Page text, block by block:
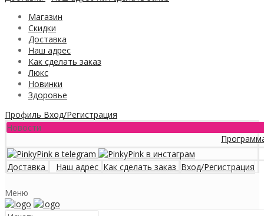
Магазин
Скидки
Доставка
Наш адрес
Как сделать заказ
Люкс
Новинки
Здоровье
Профиль Вход/Регистрация
Новости
Программа лояльности
Доставка Наш адрес Как сделать заказ Вход/Регистрация
Меню